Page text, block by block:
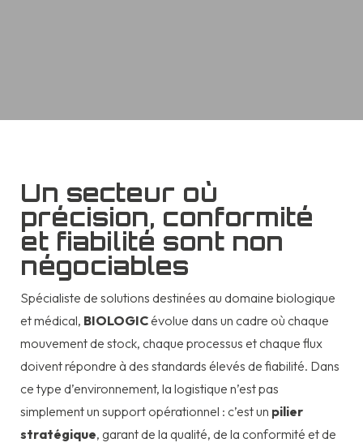
Un secteur où
précision, conformité
et fiabilité sont non
négociables
Spécialiste de solutions destinées au domaine biologique
et médical, BIOLOGIC évolue dans un cadre où chaque
mouvement de stock, chaque processus et chaque flux
doivent répondre à des standards élevés de fiabilité. Dans
ce type d’environnement, la logistique n’est pas
simplement un support opérationnel : c’est un pilier
stratégique, garant de la qualité, de la conformité et de